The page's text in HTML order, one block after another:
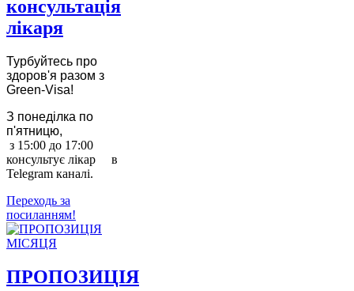
консультація
лікаря
Турбуйтесь про
здоров'я разом з
Green-Visa!
З понеділка по
п'ятницю,
з 15:00 до 17:00
консультує лікар в
Telegram каналі.
Переходь за
посиланням!
ПРОПОЗИЦІЯ